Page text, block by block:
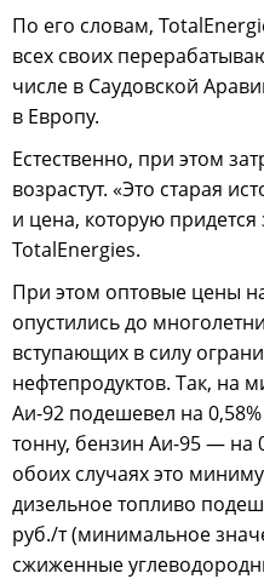
По его словам,
всех своих
числе в Саудовской
в Европу.
Естественно, при этом
возрастут. «Это старая
и цена, которую придется
TotalEnergies.
При этом оптовые цены
опустились до
вступающих в силу
нефтепродуктов. Так, на
Аи-92 подешевел на
тонну, бензин Аи-95 — на
обоих случаях это
дизельное топливо
руб./т (минимальное
сжиженные